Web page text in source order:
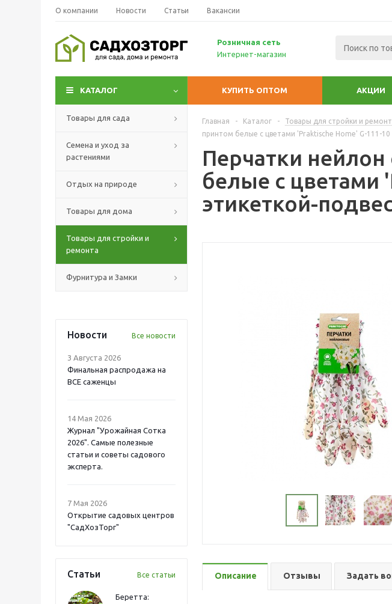
О компании Новости Статьи Вакансии
Розничная сеть
Интернет-магазин
КАТАЛОГ КУПИТЬ ОПТОМ АКЦИИ
Товары для сада
Семена и уход за
растениями
Отдых на природе
Товары для дома
Товары для стройки и
ремонта
Фурнитура и Замки
Новости Все новости
3 Августа 2026
Финальная распродажа на
ВСЕ саженцы
14 Мая 2026
Журнал "Урожайная Сотка
2026". Самые полезные
статьи и советы садового
эксперта.
7 Мая 2026
Открытие садовых центров
"СадХозТорг"
Статьи Все статьи
Беретта:
Главная - Каталог - Товары для стройки и
принтом белые с цветами 'Praktische Home' G-111-
Перчатки
белые с цветами
этикеткой-
Описание Отзывы Задать